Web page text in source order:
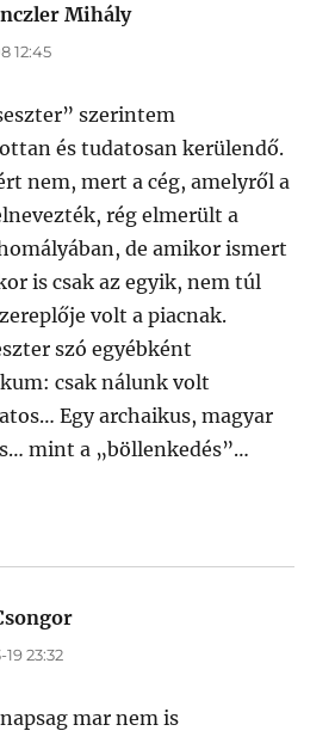
Mihályszerint:
12:45
szerintem
és tudatosan kerülendő.
nem, mert a cég, amelyről a
rég elmerült a
de amikor ismert
is csak az egyik, nem túl
volt a piacnak.
szó egyébként
csak nálunk volt
Egy archaikus, magyar
mint a „böllenkedés”…
23:32
mar nem is